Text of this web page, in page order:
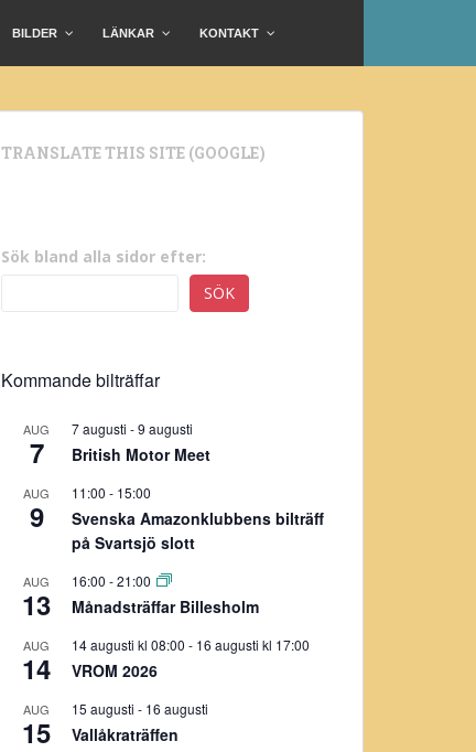
BILDER LÄNKAR KONTAKT
TRANSLATE THIS SITE (GOOGLE)
Sök bland alla sidor efter:
SÖK
Kommande bilträffar
AUG
7
7 augusti -9 augusti
British Motor Meet
AUG
9
11:00 - 15:00
Svenska Amazonklubbens bilträff
på Svartsjö slott
AUG
13
16:00 -21:00
Månadsträffar Billesholm
AUG
14
14 augusti kl 08:00 - 16 augusti kl 17:00
VROM 2026
AUG
15
15 augusti - 16 augusti
Vallåkraträffen